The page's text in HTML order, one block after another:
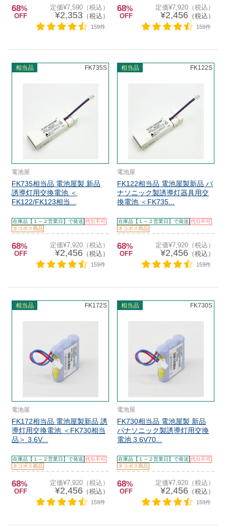
68%
OFF
定価¥7,590（税込）
¥2,353（税込）
159件
68%
OFF
定価¥7,920（税込）
¥2,456（税込）
159件
相当品 FK735S
電池屋
FK735相当品 電池屋製 新品
誘導灯用交換電池 ＜
FK122/FK123相当...
在庫品【１～２営業日】で発送 代引不可
ネコポス商品
68%
OFF
定価¥7,920（税込）
¥2,456（税込）
159件
相当品 FK122S
電池屋
FK122相当品 電池屋製新品 パ
ナソニック製誘導灯器具用交
換電池 ＜FK735...
在庫品【１～２営業日】で発送 代引不可
ネコポス商品
68%
OFF
定価¥7,920（税込）
¥2,456（税込）
159件
相当品 FK172S
電池屋
FK172相当品 電池屋製新品 誘
導灯用交換電池 ＜FK730相当
品＞ 3.6V...
在庫品【１～２営業日】で発送 代引不可
ネコポス商品
68%
OFF
定価¥7,920（税込）
¥2,456（税込）
159件
相当品 FK730S
電池屋
FK730相当品 電池屋製 新品
パナソニック製誘導灯用交換
電池 3.6V70...
在庫品【１～２営業日】で発送 代引不可
ネコポス商品
68%
OFF
定価¥7,920（税込）
¥2,456（税込）
159件